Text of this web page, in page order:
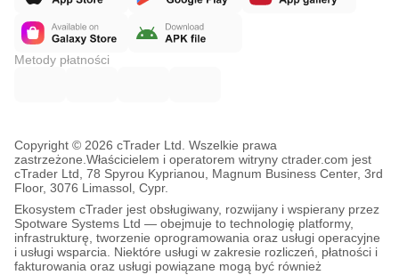
Metody płatności
Copyright © 2026 cTrader Ltd. Wszelkie prawa
zastrzeżone. Właścicielem i operatorem witryny ctrader.com jest
cTrader Ltd, 78 Spyrou Kyprianou, Magnum Business Center, 3rd
Floor, 3076 Limassol, Cypr.
Ekosystem cTrader jest obsługiwany, rozwijany i wspierany przez
Spotware Systems Ltd — obejmuje to technologię platformy,
infrastrukturę, tworzenie oprogramowania oraz usługi operacyjne
i usługi wsparcia. Niektóre usługi w zakresie rozliczeń, płatności i
fakturowania oraz usługi powiązane mogą być również